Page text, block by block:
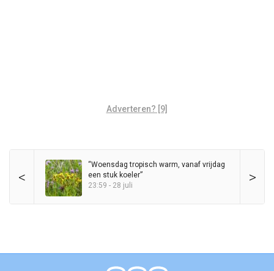
Adverteren? [9]
< >
“Woensdag tropisch warm, vanaf vrijdag
een stuk koeler”
23:59 - 28 juli